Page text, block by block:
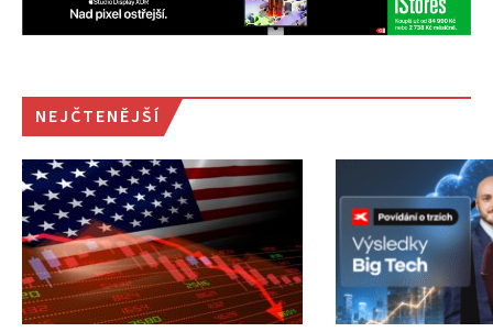
NEJČTENĚJŠÍ